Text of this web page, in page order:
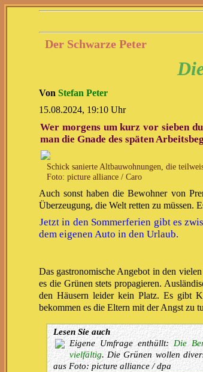
Der Schwarze Peter
Von Stefan Peter
15.08.2024, 19:10 Uhr
Wer morgens um kurz vor sieben
man die Gnade des späten
Schick sanierte Altbauwohnungen, die
Foto: picture alliance / Caro
Auch sonst haben die Bewohner von
Überzeugung, die Welt retten zu müssen.
Jetzt in den Sommerferien gibt es
dem eigenen Auto in den Urlaub.
Das gastronomische Angebot in den
es die Grünen stets propagieren.
den Häusern leider kein Platz. Es gibt
bekommen es die Eltern mit der Angst zu
Lesen Sie auch
Eigene Umfrage enthüllt: Die
vielfältig. Die Grünen wollen
aus Foto: picture alliance / dpa